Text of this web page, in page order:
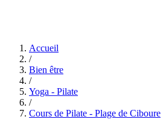
Accueil
/
Bien être
/
Yoga - Pilate
/
Cours de Pilate - Plage de Ciboure